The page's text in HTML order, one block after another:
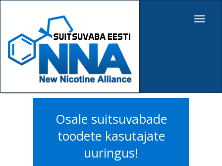
Toggle
Osale suitsuvabade
toodete kasutajate
uuringus!